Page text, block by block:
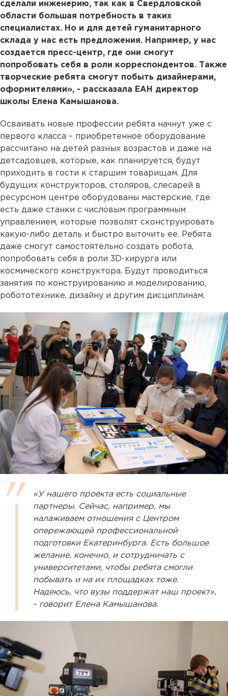
сделали инженерию, так как в Свердловской
области большая потребность в таких
специалистах. Но и для детей гуманитарного
склада у нас есть предложения. Например, у нас
создается пресс-центр, где они смогут
попробовать себя в роли корреспондентов. Также
творческие ребята смогут побыть дизайнерами,
оформителями», - рассказала ЕАН директор
школы Елена Камышанова.
Осваивать новые профессии ребята начнут уже с
первого класса – приобретенное оборудование
рассчитано на детей разных возрастов и даже на
детсадовцев, которые, как планируется, будут
приходить в гости к старшим товарищам. Для
будущих конструкторов, столяров, слесарей в
ресурсном центре оборудованы мастерские, где
есть даже станки с числовым программным
управлением, которые позволят сконструировать
какую-либо деталь и быстро выточить ее. Ребята
даже смогут самостоятельно создать робота,
попробовать себя в роли 3D-хирурга или
космического конструктора. Будут проводиться
занятия по конструированию и моделированию,
робототехнике, дизайну и другим дисциплинам.
«У нашего проекта есть социальные
партнеры. Сейчас, например, мы
налаживаем отношения с Центром
опережающей профессиональной
подготовки Екатеринбурга. Есть большое
желание, конечно, и сотрудничать с
университетами, чтобы ребята смогли
побывать и на их площадках тоже.
Надеюсь, что вузы поддержат наш проект»,
- говорит Елена Камышанова.